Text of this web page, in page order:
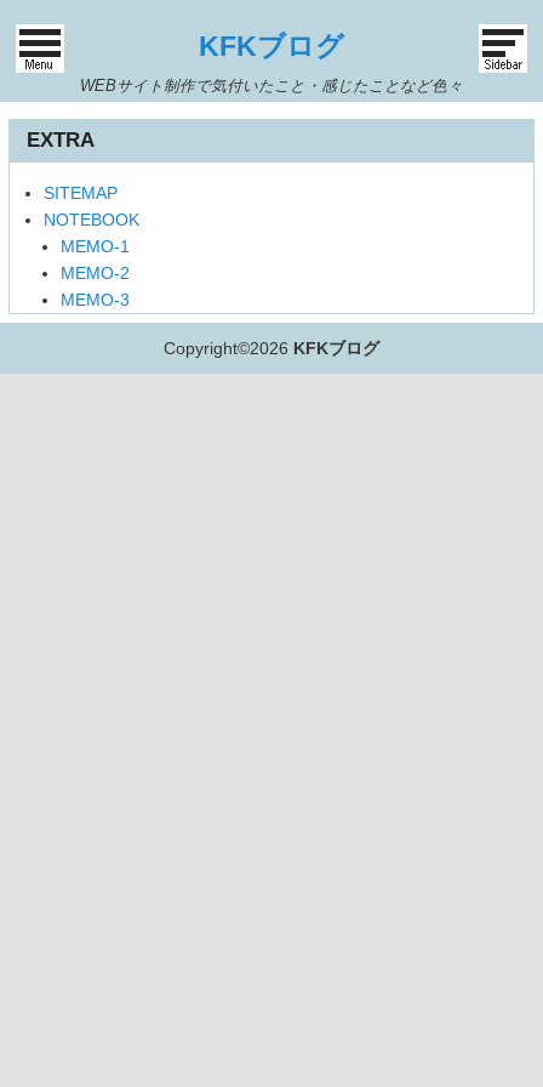
KFKブログ
WEBサイト制作で気付いたこと・感じたことなど色々
EXTRA
SITEMAP
NOTEBOOK
MEMO-1
MEMO-2
MEMO-3
Copyright©2026 KFKブログ